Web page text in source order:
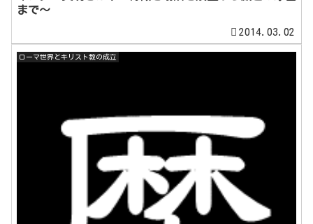
まで～
2014.03.02
ローマ世界とキリスト教の成立